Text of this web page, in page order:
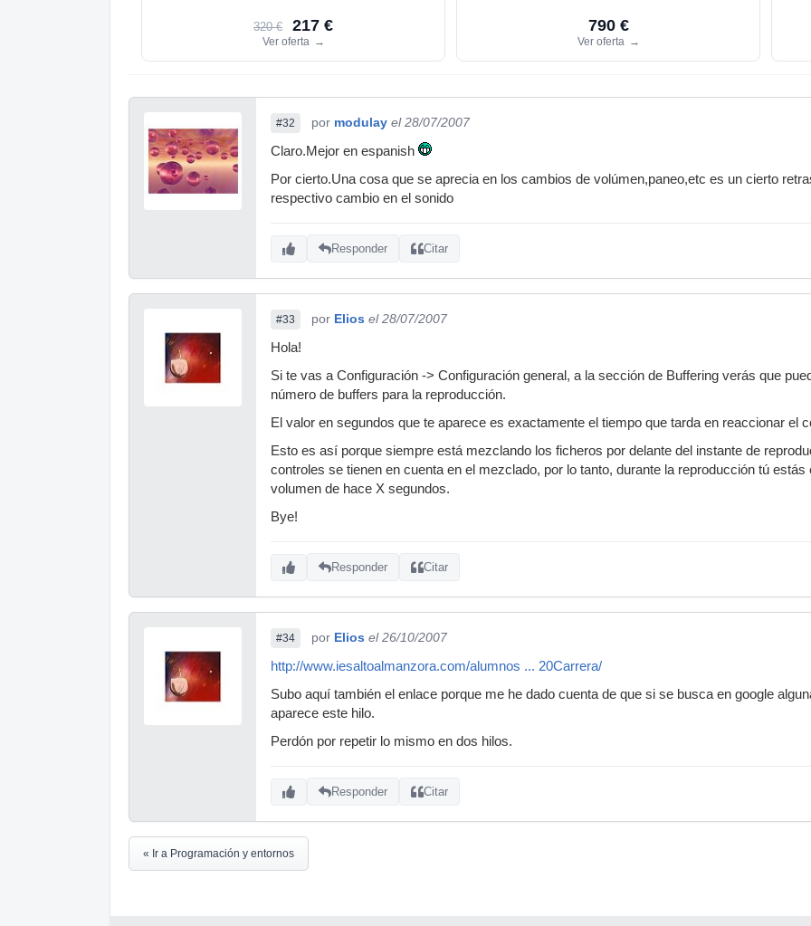
320 € 217 €
Ver oferta →
790 €
Ver oferta →
#32 por modulay el 28/07/2007
Claro.Mejor en espanish
Por cierto.Una cosa que se aprecia en los cambios de volúmen,paneo,etc es un cierto
respectivo cambio en el sonido
Responder Citar
#33 por Elios el 28/07/2007
Hola!
Si te vas a Configuración -> Configuración general, a la sección de Buffering verás que
número de buffers para la reproducción.
El valor en segundos que te aparece es exactamente el tiempo que tarda en reaccionar el
Esto es así porque siempre está mezclando los ficheros por delante del instante de
controles se tienen en cuenta en el mezclado, por lo tanto, durante la reproducción tú
volumen de hace X segundos.
Bye!
Responder Citar
#34 por Elios el 26/10/2007
http://www.iesaltoalmanzora.com/alumnos ... 20Carrera/
Subo aquí también el enlace porque me he dado cuenta de que si se busca en google
aparece este hilo.
Perdón por repetir lo mismo en dos hilos.
Responder Citar
« Ir a Programación y entornos